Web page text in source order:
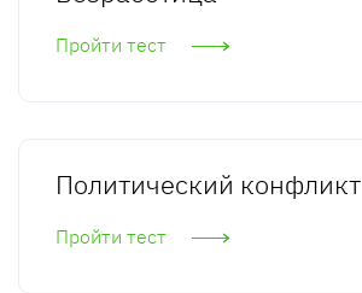
Пройти тест
Политический конфликт
Пройти тест